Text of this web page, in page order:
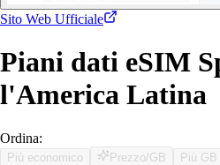
Sito Web Ufficiale
Piani dati eSIM
l'America Latina
Ordina:
Più economico Prezzo/GB Più GB